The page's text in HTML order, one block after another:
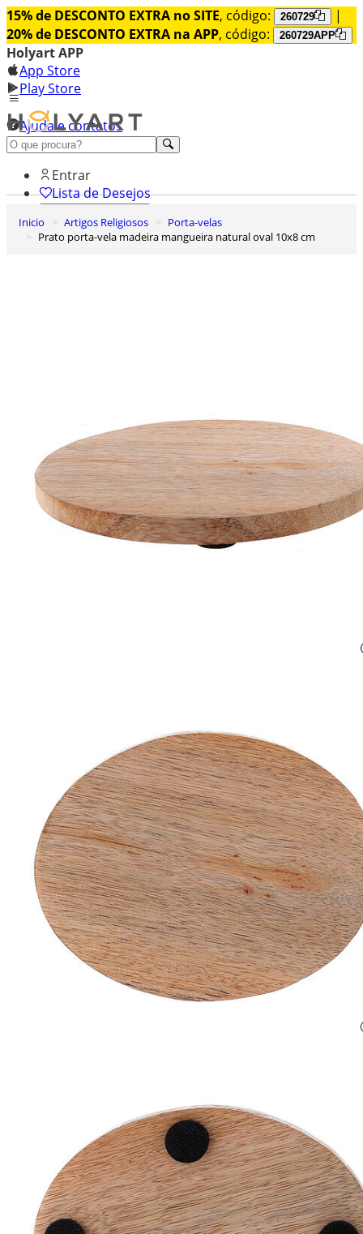
15% de DESCONTO EXTRA no SITE, código: 260729
|
20% de DESCONTO EXTRA na APP, código: 260729APP
Holyart APP
App Store
Play Store
Ajuda e contatos
Conheça premium
Entrar
Lista de Desejos
0
Carrinho de Compras
Inicio Artigos Religiosos
Porta-velas
Prato porta-vela madeira mangueira natural oval 10x8 cm